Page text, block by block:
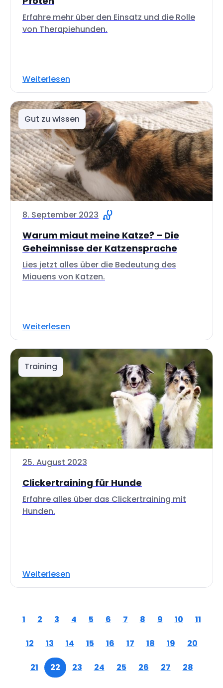
Erfahre mehr über den Einsatz und die Rolle
von Therapiehunden.
Weiterlesen
Gut zu wissen
8. September 2023
Warum miaut meine Katze? – Die
Geheimnisse der Katzensprache
Lies jetzt alles über die Bedeutung des
Miauens von Katzen.
Weiterlesen
Training
25. August 2023
Clickertraining für Hunde
Erfahre alles über das Clickertraining mit
Hunden.
Weiterlesen
1 2 3 4 5 6 7 8 9 10 11
12 13 14 15 16 17 18 19 20
21 22 23 24 25 26 27 28